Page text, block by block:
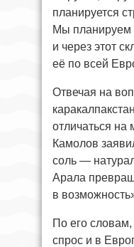
планируется
Мы планируем
и через этот
её по всей
Отвечая на
отличаться
Камолов
соль —
Арала
в
По его словам,
спрос и в